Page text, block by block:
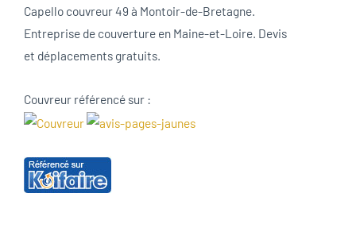
Capello couvreur 49 à Montoir-de-Bretagne.
Entreprise de couverture en Maine-et-Loire. Devis
et déplacements gratuits.
Couvreur référencé sur :